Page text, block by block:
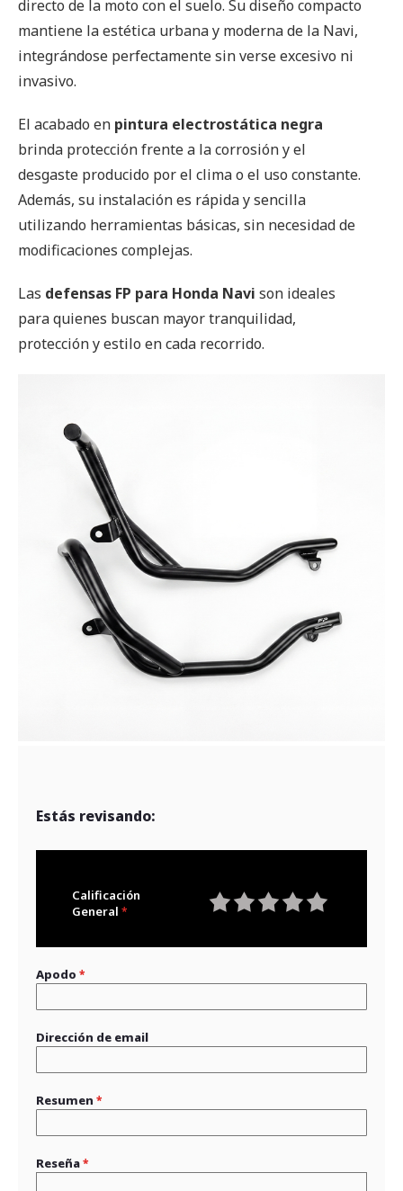
directo de la moto con el suelo. Su diseño compacto
mantiene la estética urbana y moderna de la Navi,
integrándose perfectamente sin verse excesivo ni
invasivo.
El acabado en pintura electrostática negra
brinda protección frente a la corrosión y el
desgaste producido por el clima o el uso constante.
Además, su instalación es rápida y sencilla
utilizando herramientas básicas, sin necesidad de
modificaciones complejas.
Las defensas FP para Honda Navi son ideales
para quienes buscan mayor tranquilidad,
protección y estilo en cada recorrido.
Estás revisando:
Calificación
General
Apodo
Dirección de email
Resumen
Reseña